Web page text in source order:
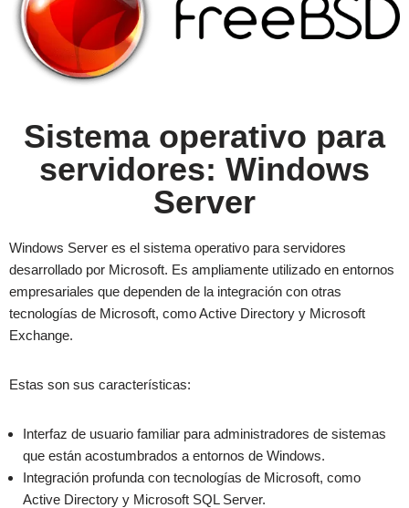
Sistema operativo para
servidores: Windows
Server
Windows Server es el sistema operativo para servidores
desarrollado por Microsoft. Es ampliamente utilizado en entornos
empresariales que dependen de la integración con otras
tecnologías de Microsoft, como Active Directory y Microsoft
Exchange.
Estas son sus características:
Interfaz de usuario familiar para administradores de sistemas
que están acostumbrados a entornos de Windows.
Integración profunda con tecnologías de Microsoft, como
Active Directory y Microsoft SQL Server.